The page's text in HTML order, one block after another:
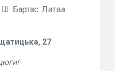
Ш. Бартас. Литва.
27